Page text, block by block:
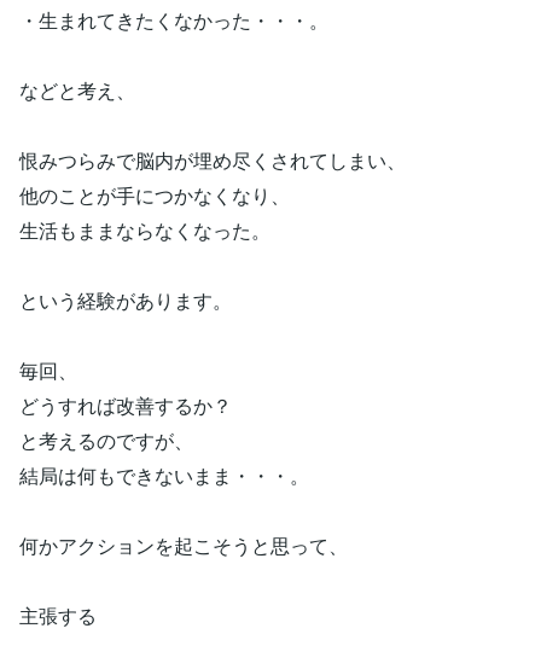
・生まれてきたくなかった・・・。
などと考え、
恨みつらみで脳内が埋め尽くされてしまい、
他のことが手につかなくなり、
生活もままならなくなった。
という経験があります。
毎回、
どうすれば改善するか？
と考えるのですが、
結局は何もできないまま・・・。
何かアクションを起こそうと思って、
主張する